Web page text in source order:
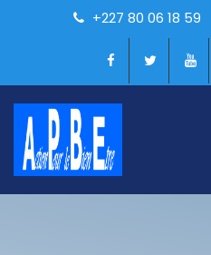
+227 80 06 18 59